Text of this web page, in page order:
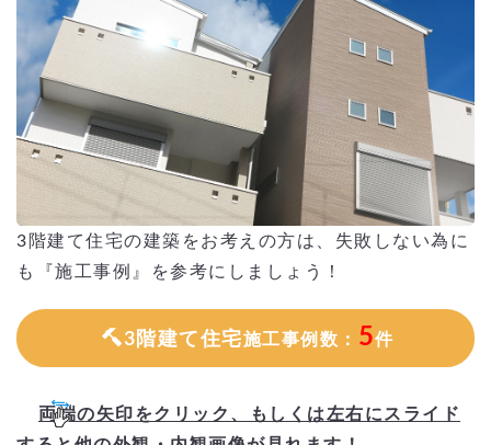
3階建て住宅の建築をお考えの方は、失敗しない為に
も『施工事例』を参考にしましょう！
3階建て住宅施工事例数： 5件
両端の矢印をクリック、もしくは左右にスライド